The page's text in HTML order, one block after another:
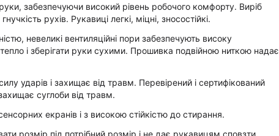
забезпечуючи високий рівень робочого комфорту. Виріб
рухів. Рукавиці легкі, міцні, зносостійкі.
невеликі вентиляційні пори забезпечують високу
і зберігати руки сухими. Прошивка подвійною ниткою надає
ударів і захищає від травм. Перевірений і сертифікований
суглоби від травм.
екранів і з високою стійкістю до стирання.
розмір під потрібний розмір і не дає рукавицям сповзти.